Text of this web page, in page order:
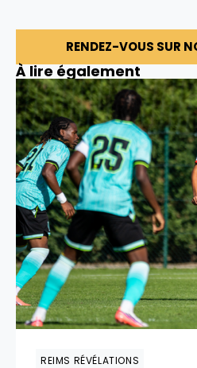
RENDEZ-VOUS SUR
À lire également
REIMS RÉVÉLATIONS